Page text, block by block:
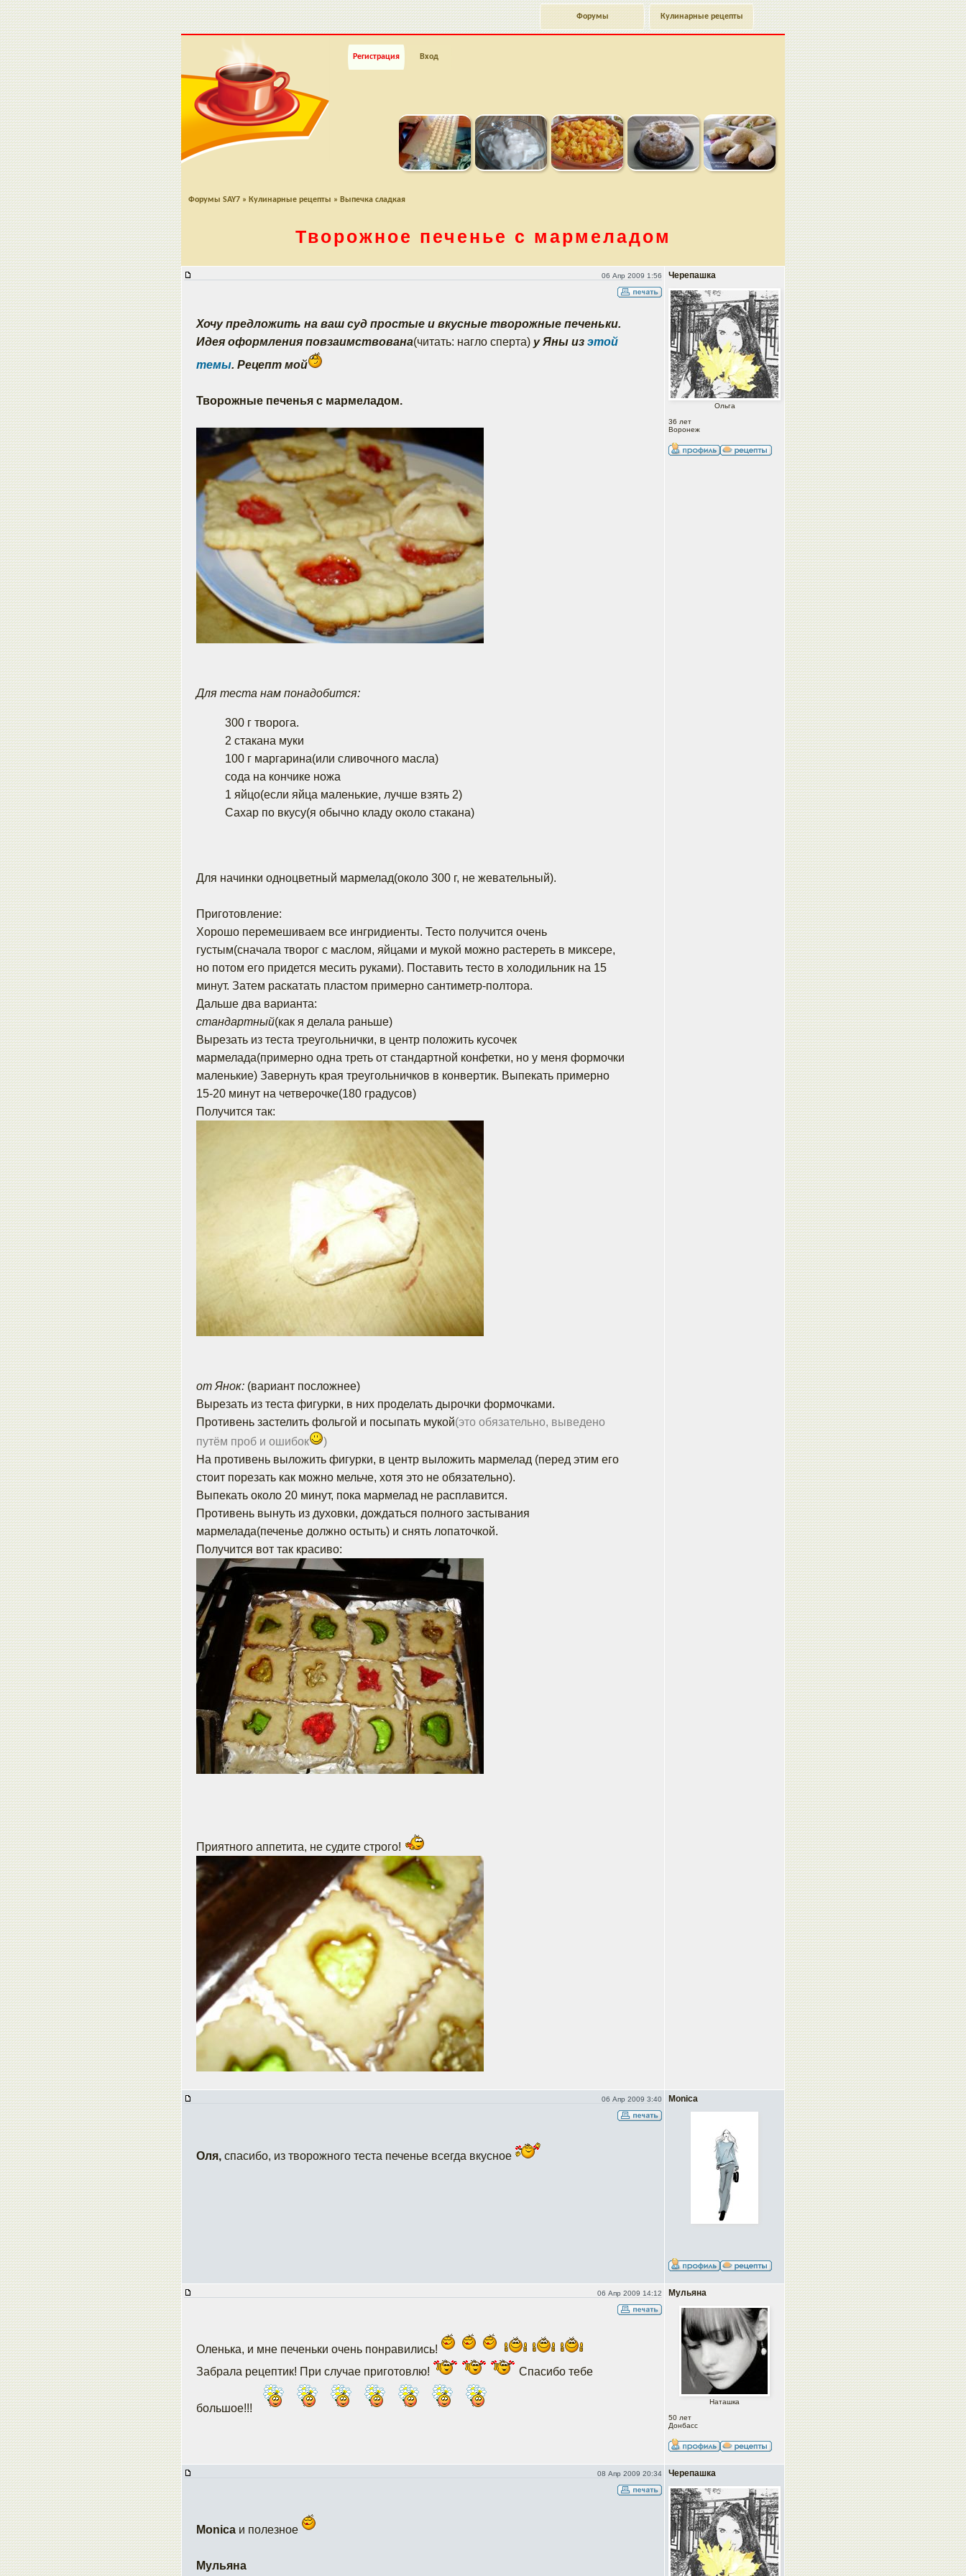
Кулинарные рецепты
Форумы
Регистрация Вход
Форумы SAY7 » Кулинарные рецепты » Выпечка сладкая
Творожное печенье с мармеладом
06 Апр 2009 1:56 Черепашка
Ольга
36 лет
Воронеж
Хочу предложить на ваш суд простые и вкусные творожные печеньки.
Идея оформления повзаимствована(читать: нагло сперта) у Яны из этой
темы. Рецепт мой
Творожные печенья с мармеладом.
Для теста нам понадобится:
300 г творога.
2 стакана муки
100 г маргарина(или сливочного масла)
сода на кончике ножа
1 яйцо(если яйца маленькие, лучше взять 2)
Сахар по вкусу(я обычно кладу около стакана)
Для начинки одноцветный мармелад(около 300 г, не жевательный).
Приготовление:
Хорошо перемешиваем все ингридиенты. Тесто получится очень
густым(сначала творог с маслом, яйцами и мукой можно растереть в миксере,
но потом его придется месить руками). Поставить тесто в холодильник на 15
минут. Затем раскатать пластом примерно сантиметр-полтора.
Дальше два варианта:
стандартный(как я делала раньше)
Вырезать из теста треугольнички, в центр положить кусочек
мармелада(примерно одна треть от стандартной конфетки, но у меня формочки
маленькие) Завернуть края треугольничков в конвертик. Выпекать примерно
15-20 минут на четверочке(180 градусов)
Получится так:
от Янок: (вариант посложнее)
Вырезать из теста фигурки, в них проделать дырочки формочками.
Противень застелить фольгой и посыпать мукой(это обязательно, выведено
путём проб и ошибок
)
На противень выложить фигурки, в центр выложить мармелад (перед этим его
стоит порезать как можно мельче, хотя это не обязательно).
Выпекать около 20 минут, пока мармелад не расплавится.
Противень вынуть из духовки, дождаться полного застывания
мармелада(печенье должно остыть) и снять лопаточкой.
Получится вот так красиво:
Приятного аппетита, не судите строго!
06 Апр 2009 3:40 Monica
Оля, спасибо, из творожного теста печенье всегда вкусное
06 Апр 2009 14:12 Мульяна
Наташка
50 лет
Донбасс
Оленька, и мне печеньки очень понравились!
Забрала рецептик! При случае приготовлю!
Спасибо тебе
большое!!!
08 Апр 2009 20:34 Черепашка
Monica и полезное
Мульяна